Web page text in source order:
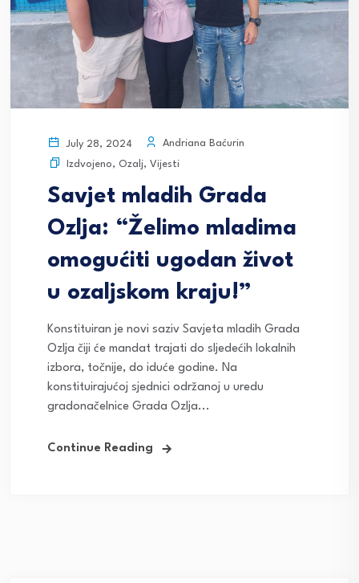
July 28, 2024
Andriana Baćurin
Izdvojeno, Ozalj, Vijesti
Savjet mladih Grada
Ozlja: “Želimo mladima
omogućiti ugodan život
u ozaljskom kraju!”
Konstituiran je novi saziv Savjeta mladih Grada
Ozlja čiji će mandat trajati do sljedećih lokalnih
izbora, točnije, do iduće godine. Na
konstituirajućoj sjednici održanoj u uredu
gradonačelnice Grada Ozlja...
Continue Reading